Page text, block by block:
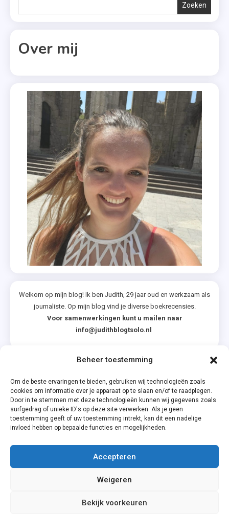
Beheer toestemming
Om de beste ervaringen te bieden, gebruiken wij technologieën zoals
cookies om informatie over je apparaat op te slaan en/of te raadplegen.
Door in te stemmen met deze technologieën kunnen wij gegevens zoals
surfgedrag of unieke ID's op deze site verwerken. Als je geen
toestemming geeft of uw toestemming intrekt, kan dit een nadelige
invloed hebben op bepaalde functies en mogelijkheden.
Accepteren
Weigeren
Bekijk voorkeuren
Zoeken
Over mij
Welkom op mijn blog! Ik ben Judith, 29 jaar oud en werkzaam als
journaliste. Op mijn blog vind je diverse boekrecensies.
Voor samenwerkingen kunt u mailen naar
info@judithblogtsolo.nl
Privacyverklaring